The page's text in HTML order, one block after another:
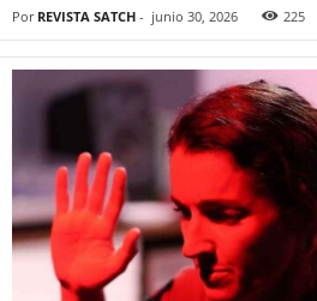
Por REVISTA SATCH - junio 30, 2026 225